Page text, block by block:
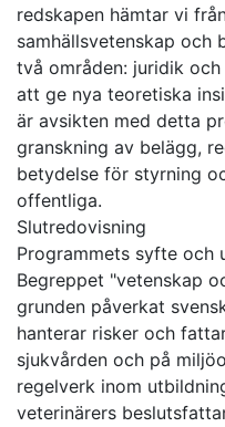
redskapen hämtar vi
samhällsvetenskap och
två områden: juridik
att ge nya teoretiska
är avsikten med detta
granskning av belägg,
betydelse för styrning
offentliga.
Slutredovisning
Programmets syfte och
Begreppet "vetenskap
grunden påverkat
hanterar risker och
sjukvården och på
regelverk inom
veterinärers